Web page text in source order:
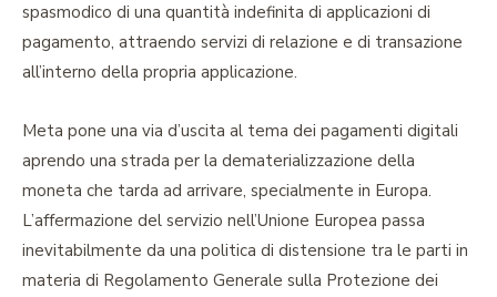
spasmodico di una quantità indefinita di applicazioni di
pagamento, attraendo servizi di relazione e di transazione
all’interno della propria applicazione.
Meta pone una via d’uscita al tema dei pagamenti digitali
aprendo una strada per la dematerializzazione della
moneta che tarda ad arrivare, specialmente in Europa.
L’affermazione del servizio nell’Unione Europea passa
inevitabilmente da una politica di distensione tra le parti in
materia di Regolamento Generale sulla Protezione dei